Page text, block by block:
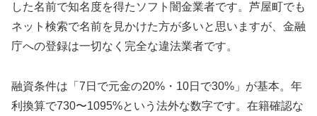
した名前で知名度を得たソフト闇金業者です。芦屋町でも
ネット検索で名前を見かけた方が多いと思いますが、金融
庁への登録は一切なく完全な違法業者です。
融資条件は「7日で元金の20%・10日で30%」が基本。年
利換算で730〜1095%という法外な数字です。在籍確認な